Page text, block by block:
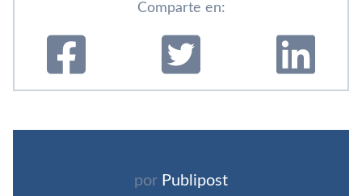
Comparte en:
por Publipost